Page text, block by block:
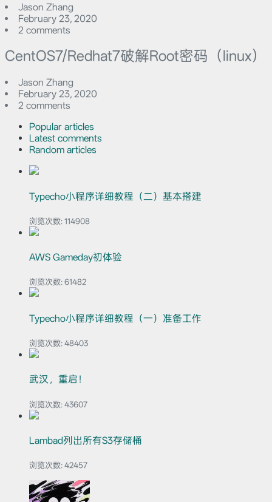
Jason Zhang
February 23, 2020
2 comments
CentOS7/Redhat7破解Root密码（linux）
Jason Zhang
February 23, 2020
2 comments
Popular articles
Latest comments
Random articles
Typecho小程序详细教程（二）基本搭建
浏览次数: 114908
AWS Gameday初体验
浏览次数: 61482
Typecho小程序详细教程（一）准备工作
浏览次数: 48403
武汉，重启！
浏览次数: 43607
Lambad列出所有S3存储桶
浏览次数: 42457